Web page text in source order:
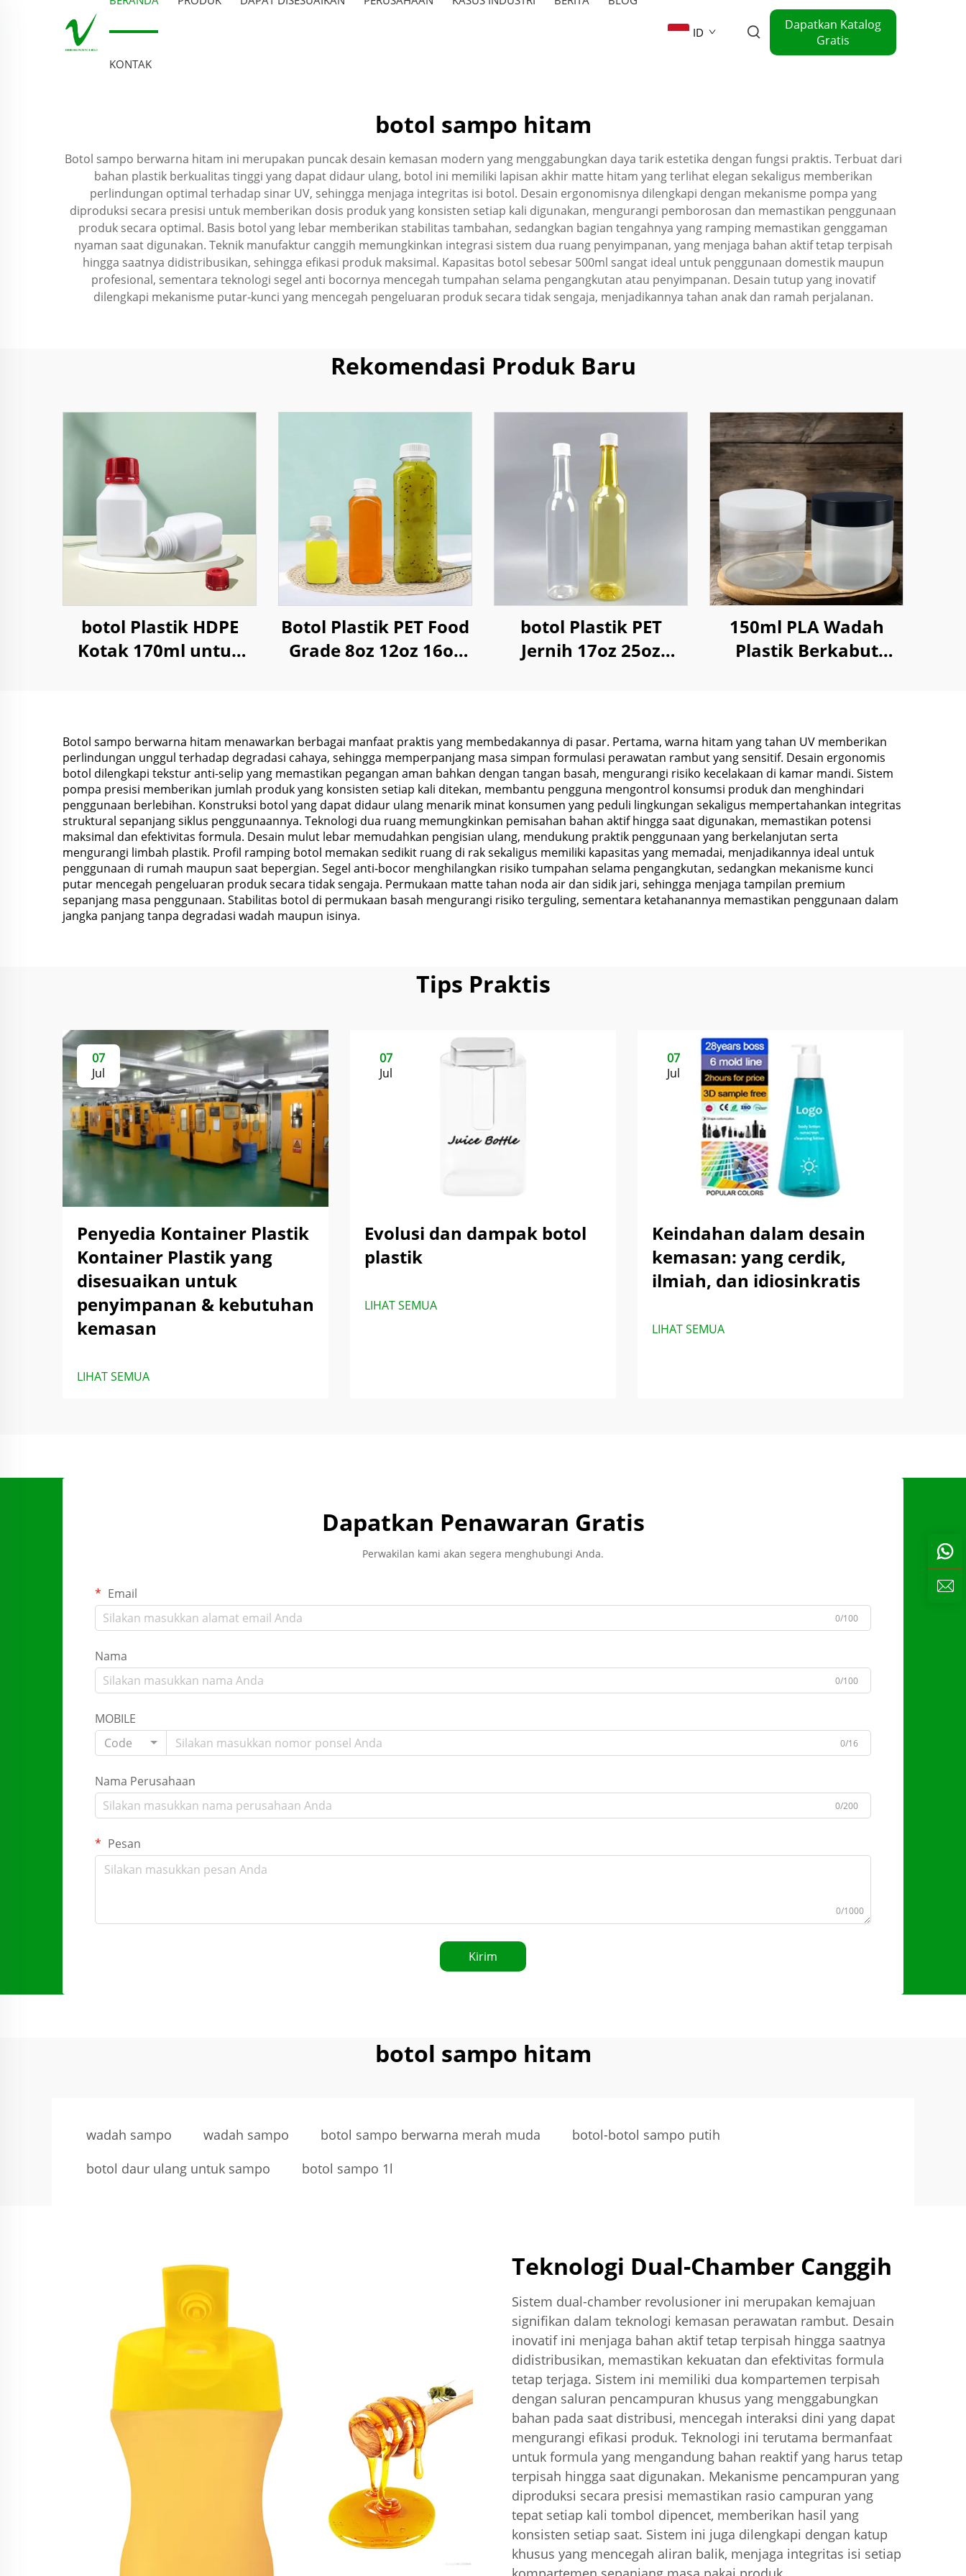
KONTAK
ID
Dapatkan Katalog
Gratis
botol sampo hitam
Botol sampo berwarna hitam ini merupakan puncak desain kemasan modern yang menggabungkan daya tarik estetika dengan fungsi praktis. Terbuat dari
bahan plastik berkualitas tinggi yang dapat didaur ulang, botol ini memiliki lapisan akhir matte hitam yang terlihat elegan sekaligus memberikan
perlindungan optimal terhadap sinar UV, sehingga menjaga integritas isi botol. Desain ergonomisnya dilengkapi dengan mekanisme pompa yang
diproduksi secara presisi untuk memberikan dosis produk yang konsisten setiap kali digunakan, mengurangi pemborosan dan memastikan penggunaan
produk secara optimal. Basis botol yang lebar memberikan stabilitas tambahan, sedangkan bagian tengahnya yang ramping memastikan genggaman
nyaman saat digunakan. Teknik manufaktur canggih memungkinkan integrasi sistem dua ruang penyimpanan, yang menjaga bahan aktif tetap terpisah
hingga saatnya didistribusikan, sehingga efikasi produk maksimal. Kapasitas botol sebesar 500ml sangat ideal untuk penggunaan domestik maupun
profesional, sementara teknologi segel anti bocornya mencegah tumpahan selama pengangkutan atau penyimpanan. Desain tutup yang inovatif
dilengkapi mekanisme putar-kunci yang mencegah pengeluaran produk secara tidak sengaja, menjadikannya tahan anak dan ramah perjalanan.
Rekomendasi Produk Baru
botol Plastik HDPE
Kotak 170ml untuk
Anak
Botol Plastik PET Food
Grade 8oz 12oz 16oz
botol Plastik PET
Jernih 17oz 25oz
150ml PLA Wadah
Plastik Berkabut
Botol sampo berwarna hitam menawarkan berbagai manfaat praktis yang membedakannya di pasar. Pertama, warna hitam yang tahan UV memberikan
perlindungan unggul terhadap degradasi cahaya, sehingga memperpanjang masa simpan formulasi perawatan rambut yang sensitif. Desain ergonomis
botol dilengkapi tekstur anti-selip yang memastikan pegangan aman bahkan dengan tangan basah, mengurangi risiko kecelakaan di kamar mandi. Sistem
pompa presisi memberikan jumlah produk yang konsisten setiap kali ditekan, membantu pengguna mengontrol konsumsi produk dan menghindari
penggunaan berlebihan. Konstruksi botol yang dapat didaur ulang menarik minat konsumen yang peduli lingkungan sekaligus mempertahankan integritas
struktural sepanjang siklus penggunaannya. Teknologi dua ruang memungkinkan pemisahan bahan aktif hingga saat digunakan, memastikan potensi
maksimal dan efektivitas formula. Desain mulut lebar memudahkan pengisian ulang, mendukung praktik penggunaan yang berkelanjutan serta
mengurangi limbah plastik. Profil ramping botol memakan sedikit ruang di rak sekaligus memiliki kapasitas yang memadai, menjadikannya ideal untuk
penggunaan di rumah maupun saat bepergian. Segel anti-bocor menghilangkan risiko tumpahan selama pengangkutan, sedangkan mekanisme kunci
putar mencegah pengeluaran produk secara tidak sengaja. Permukaan matte tahan noda air dan sidik jari, sehingga menjaga tampilan premium
sepanjang masa penggunaan. Stabilitas botol di permukaan basah mengurangi risiko terguling, sementara ketahanannya memastikan penggunaan dalam
jangka panjang tanpa degradasi wadah maupun isinya.
Tips Praktis
07
Jul
Penyedia Kontainer Plastik
Kontainer Plastik yang
disesuaikan untuk
penyimpanan & kebutuhan
kemasan
LIHAT SEMUA
07
Jul
Evolusi dan dampak botol
plastik
LIHAT SEMUA
07
Jul
Keindahan dalam desain
kemasan: yang cerdik,
ilmiah, dan idiosinkratis
LIHAT SEMUA
Dapatkan Penawaran Gratis
Perwakilan kami akan segera menghubungi Anda.
Email
0/100
Nama
0/100
MOBILE
Code
0/16
Nama Perusahaan
0/200
Pesan
0/1000
Kirim
botol sampo hitam
wadah sampo wadah sampo botol sampo berwarna merah muda
botol-botol sampo putih
botol daur ulang untuk sampo
botol sampo 1l
Teknologi Dual-Chamber Canggih
Sistem dual-chamber revolusioner ini merupakan kemajuan
signifikan dalam teknologi kemasan perawatan rambut. Desain
inovatif ini menjaga bahan aktif tetap terpisah hingga saatnya
didistribusikan, memastikan kekuatan dan efektivitas formula
tetap terjaga. Sistem ini memiliki dua kompartemen terpisah
dengan saluran pencampuran khusus yang menggabungkan
bahan pada saat distribusi, mencegah interaksi dini yang dapat
mengurangi efikasi produk. Teknologi ini terutama bermanfaat
untuk formula yang mengandung bahan reaktif yang harus tetap
terpisah hingga saat digunakan. Mekanisme pencampuran yang
diproduksi secara presisi memastikan rasio campuran yang
tepat setiap kali tombol dipencet, memberikan hasil yang
konsisten setiap saat. Sistem ini juga dilengkapi dengan katup
khusus yang mencegah aliran balik, menjaga integritas isi setiap